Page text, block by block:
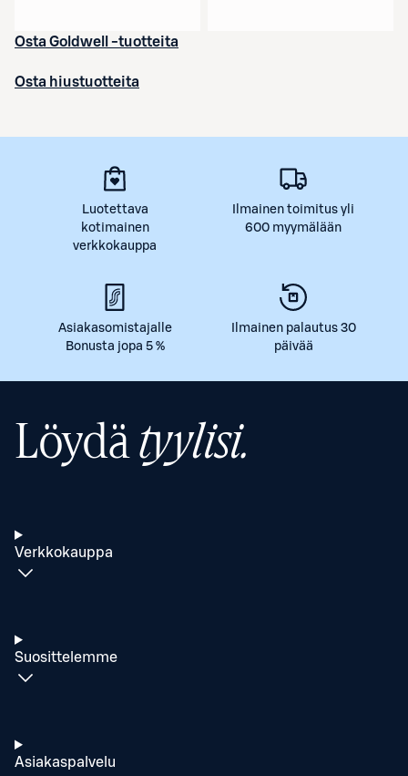
Osta Goldwell -tuotteita
Osta hiustuotteita
Luotettava
kotimainen
verkkokauppa
Ilmainen toimitus yli
600 myymälään
Asiakasomistajalle
Bonusta jopa 5 %
Ilmainen palautus 30
päivää
Löydätyylisi.
Verkkokauppa
Suosittelemme
Asiakaspalvelu